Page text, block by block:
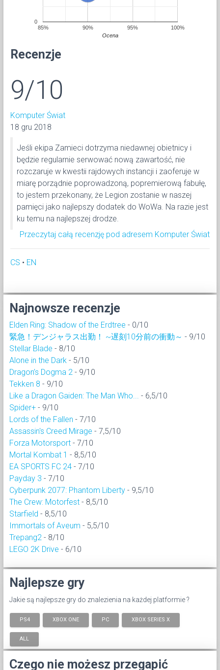
85% 90% 95% 100%
0
Ocena
Recenzje
9/10
Komputer Świat
18 gru 2018
Jeśli ekipa Zamieci dotrzyma niedawnej obietnicy i
będzie regularnie serwować nową zawartość, nie
rozczaruje w kwestii rajdowych instancji i zaoferuje w
miarę porządnie poprowadzoną, popremierową fabułę,
to jestem przekonany, że Legion zostanie w naszej
pamięci jako najlepszy dodatek do WoWa. Na razie jest
ku temu na najlepszej drodze.
Przeczytaj całą recenzję pod adresem Komputer Świat
CS • EN
Najnowsze recenzje
Elden Ring: Shadow of the Erdtree - 0/10
緊急！デンジャラス出勤！ ~遅刻10分前の衝動～ - 9/10
Stellar Blade - 8/10
Alone in the Dark - 5/10
Dragon’s Dogma 2 - 9/10
Tekken 8 - 9/10
Like a Dragon Gaiden: The Man Who...
- 6,5/10
Spider+ - 9/10
Lords of the Fallen - 7/10
Assassin's Creed Mirage - 7,5/10
Forza Motorsport - 7/10
Mortal Kombat 1 - 8,5/10
EA SPORTS FC 24 - 7/10
Payday 3 - 7/10
Cyberpunk 2077: Phantom Liberty - 9,5/10
The Crew: Motorfest - 8,5/10
Starfield - 8,5/10
Immortals of Aveum - 5,5/10
Trepang2 - 8/10
LEGO 2K Drive - 6/10
Najlepsze gry
Jakie są najlepsze gry do znalezienia na każdej platformie ?
PS4 XBOX ONE PC XBOX SERIES X
ALL
Czego nie możesz przegapić